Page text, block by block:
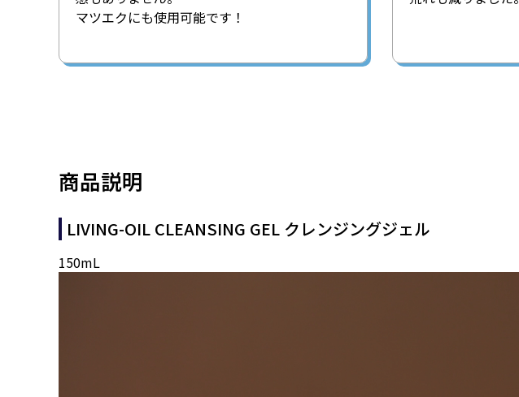
マツエクにも使用可能です！
商品説明
LIVING-OIL CLEANSING GEL クレンジングジェル
150mL